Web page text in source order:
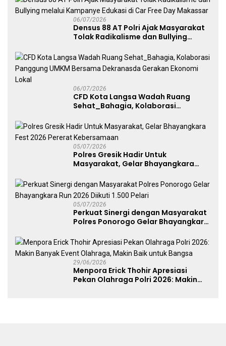
06/07/2026
Densus 88 AT Polri Ajak Masyarakat
Tolak Radikalisme dan Bullying
Free Day Makassar
06/07/2026
CFD Kota Langsa Wadah Ruang
Sehat_Bahagia, Kolaborasi
Dekranasda Gerakan Ekonomi Lokal
05/07/2026
Polres Gresik Hadir Untuk
Masyarakat, Gelar Bhayangkara
05/07/2026
Perkuat Sinergi dengan Masyarakat
Polres Ponorogo Gelar Bhayangkara
29/06/2026
Menpora Erick Thohir Apresiasi
Pekan Olahraga Polri 2026: Makin